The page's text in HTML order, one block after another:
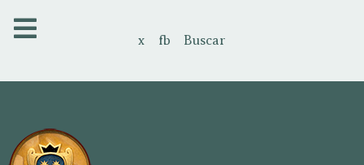
x fb Buscar